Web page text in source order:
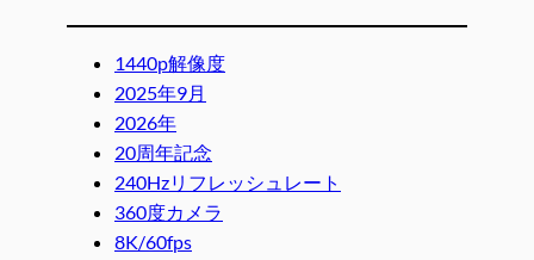
1440p解像度
2025年9月
2026年
20周年記念
240Hzリフレッシュレート
360度カメラ
8K/60fps